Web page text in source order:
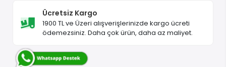
Ücretsiz Kargo
1900 TL ve Üzeri alışverişlerinizde kargo ücreti
ödemezsiniz. Daha çok ürün, daha az maliyet.